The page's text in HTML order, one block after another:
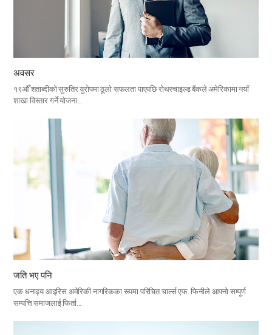
अवसर
१९औँ शताब्दीको सुरुतिर युरोपमा ठूलो सफलता पाएपछि रोथस्चाइल्ड बैंकले अमेरिकामा नयाँ
शाखा विस्तार गर्ने योजना…
जति भए पनि
एक धनाढ्य आइरिस अमेरिकी नागरिकका रूपमा परिचित चार्ल्स एफ. फिनीले आफ्नो सम्पूर्ण
सम्पत्ति समाजलाई फिर्ता…